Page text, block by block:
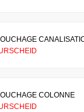
COLONNE